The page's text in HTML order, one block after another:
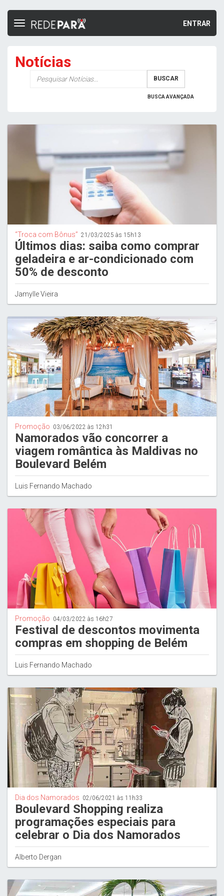
ENTRAR
Toggle
Notícias
BUSCAR
BUSCA AVANÇADA
“Troca com Bônus” 21/03/2025 às 15h13
Últimos dias: saiba como comprar
geladeira e ar-condicionado com
50% de desconto
Jamylle Vieira
Promoção 03/06/2022 às 12h31
Namorados vão concorrer a
viagem romântica às Maldivas no
Boulevard Belém
Luis Fernando Machado
Promoção 04/03/2022 às 16h27
Festival de descontos movimenta
compras em shopping de Belém
Luis Fernando Machado
Dia dos Namorados 02/06/2021 às 11h33
Boulevard Shopping realiza
programações especiais para
celebrar o Dia dos Namorados
Alberto Dergan